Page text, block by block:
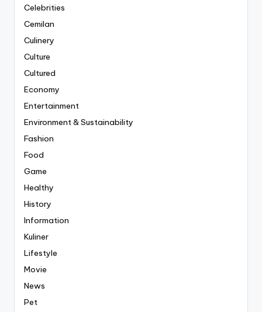
Celebrities
Cemilan
Culinery
Culture
Cultured
Economy
Entertainment
Environment & Sustainability
Fashion
Food
Game
Healthy
History
Information
Kuliner
Lifestyle
Movie
News
Pet